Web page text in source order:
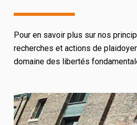
Pour en savoir plus sur nos
recherches et actions de
domaine des libertés